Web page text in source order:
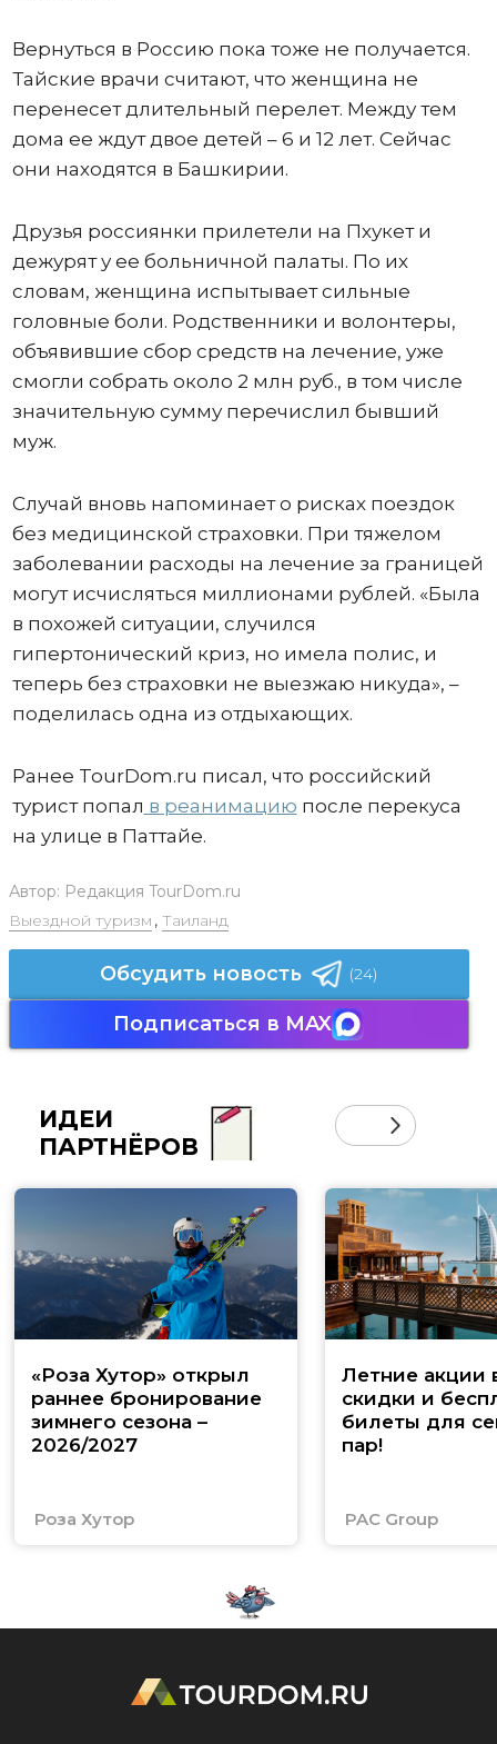
Вернуться в Россию пока тоже не получается.
Тайские врачи считают, что женщина не
перенесет длительный перелет. Между тем
дома ее ждут двое детей – 6 и 12 лет. Сейчас
они находятся в Башкирии.
Друзья россиянки прилетели на Пхукет и
дежурят у ее больничной палаты. По их
словам, женщина испытывает сильные
головные боли. Родственники и волонтеры,
объявившие сбор средств на лечение, уже
смогли собрать около 2 млн руб., в том числе
значительную сумму перечислил бывший
муж.
Случай вновь напоминает о рисках поездок
без медицинской страховки. При тяжелом
заболевании расходы на лечение за границей
могут исчисляться миллионами рублей. «Была
в похожей ситуации, случился
гипертонический криз, но имела полис, и
теперь без страховки не выезжаю никуда», –
поделилась одна из отдыхающих.
Ранее TourDom.ru писал, что российский
турист попал в реанимацию после перекуса
на улице в Паттайе.
Автор: Редакция TourDom.ru
Выездной туризм , Таиланд
Обсудить новость (24)
Подписаться в MAX
ИДЕИ
ПАРТНЁРОВ
«Роза Хутор» открыл
раннее бронирование
зимнего сезона –
2026/2027
Роза Хутор
Летние акции
скидки и
билеты для
пар!
PAC Group